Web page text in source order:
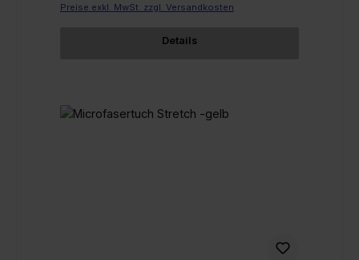
Preise exkl. MwSt. zzgl. Versandkosten
Details